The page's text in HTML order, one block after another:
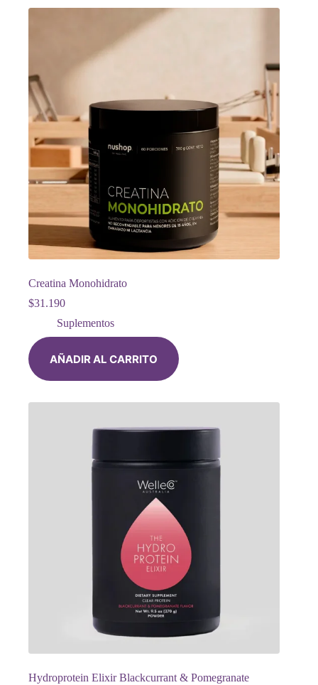
Creatina Monohidrato
$31.190
Suplementos
AÑADIR AL CARRITO
Hydroprotein Elixir Blackcurrant & Pomegranate